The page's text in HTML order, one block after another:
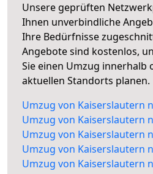
Unsere geprüften
Ihnen unverbindliche
Ihre Bedürfnisse
Angebote sind kostenlos,
Sie einen Umzug innerhalb
aktuellen Standorts planen.
Umzug von Kaiserslautern
Umzug von Kaiserslautern
Umzug von Kaiserslautern
Umzug von Kaiserslautern
Umzug von Kaiserslautern